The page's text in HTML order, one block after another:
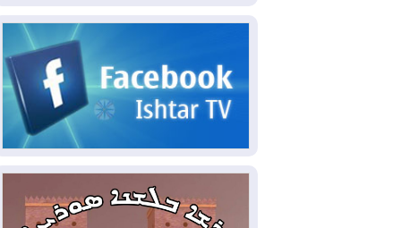
القوات المسلحة العراقية: خطة
أمنية لإجهاض هجمة محتملة على السعودية
2026-08-07الاستخبارات الأميركية: بوتين
قد يختبر تماسك الناتو بهجوم محدود
"إدارة الدولة": أكدنا دعم تنفيذ البرنامج
الحكومي وأهمية حصر السلاح